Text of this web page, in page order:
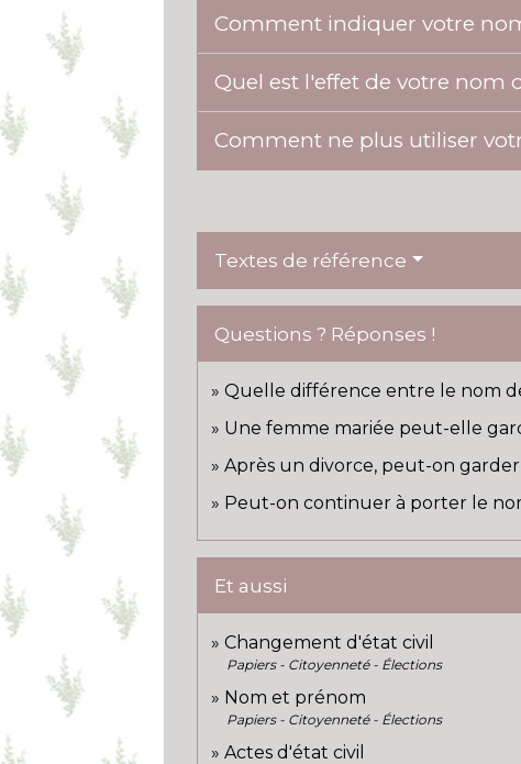
Comment indiquer votre
Quel est l'effet de votre nom
Comment ne plus utiliser
Textes de référence
Questions ? Réponses !
Quelle différence entre le nom
Une femme mariée peut-elle
Après un divorce, peut-on
Peut-on continuer à porter le
Et aussi
Changement d'état civil
Papiers - Citoyenneté - Élections
Nom et prénom
Papiers - Citoyenneté - Élections
Actes d'état civil